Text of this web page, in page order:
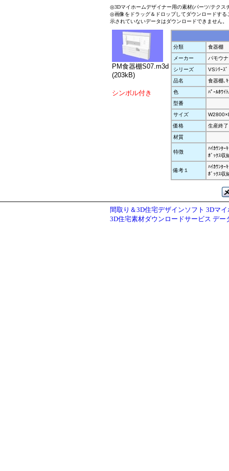
◎3Dマイホームデザイナー用の素材(パーツ/テクス
◎画像をドラッグ＆ドロップしてダウンロードす
示されていないデータはダウンロードできません。
PM食器棚S07.m3d
(203kB)
シンボル付き
分類
食器棚
メーカー
パモウナ
シリーズ
VSｼﾘｰｽﾞ
品名
食器棚､ｷ
色
ﾊﾟｰﾙﾎﾜｲ
型番
サイズ
価格
生産終了
材質
特徴
ﾊｲｶｳﾝﾀｰ
ﾎﾞｯｸｽ収
備考１
ﾊｲｶｳﾝﾀｰ
ﾎﾞｯｸｽ収
間取り＆3D住宅デザインソフト 3Dマ
3D住宅素材ダウンロードサービス デー